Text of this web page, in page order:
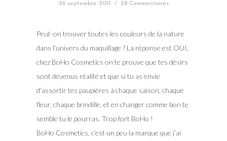
26 septembre 2013 / 28 Commentaires
Peut-on trouver toutes les couleurs de la nature
dans l’univers du maquillage ? La réponse est OUI,
chez BoHo Cosmetics on te prouve que tes désirs
sont devenus réalité et que si tu as envie
d’assortir tes paupières à chaque saison, chaque
fleur, chaque brindille, et en changer comme bon te
semble tu le pourras. Trop fort BoHo !
BoHo Cosmetics, c’est un peu la marque que j’ai